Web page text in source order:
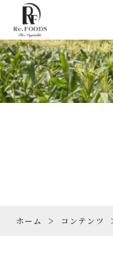
お気に
ORDER
ホーム コンテンツ